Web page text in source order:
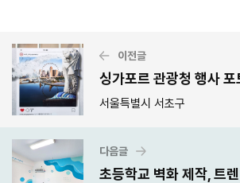
이전글
서울특별시 서초구
다음글